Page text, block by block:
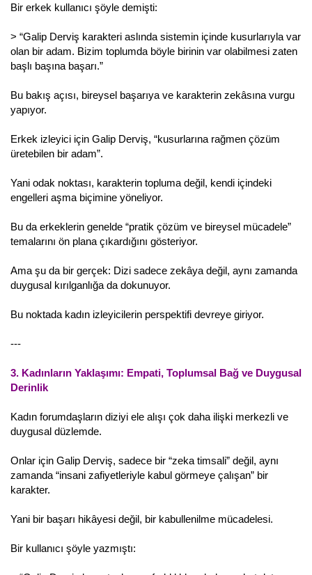
Bir erkek kullanıcı şöyle demişti:
> “Galip Derviş karakteri aslında sistemin içinde kusurlarıyla var
olan bir adam. Bizim toplumda böyle birinin var olabilmesi zaten
başlı başına başarı.”
Bu bakış açısı, bireysel başarıya ve karakterin zekâsına vurgu
yapıyor.
Erkek izleyici için Galip Derviş, “kusurlarına rağmen çözüm
üretebilen bir adam”.
Yani odak noktası, karakterin topluma değil, kendi içindeki
engelleri aşma biçimine yöneliyor.
Bu da erkeklerin genelde “pratik çözüm ve bireysel mücadele”
temalarını ön plana çıkardığını gösteriyor.
Ama şu da bir gerçek: Dizi sadece zekâya değil, aynı zamanda
duygusal kırılganlığa da dokunuyor.
Bu noktada kadın izleyicilerin perspektifi devreye giriyor.
---
3. Kadınların Yaklaşımı: Empati, Toplumsal Bağ ve Duygusal
Derinlik
Kadın forumdaşların diziyi ele alışı çok daha ilişki merkezli ve
duygusal düzlemde.
Onlar için Galip Derviş, sadece bir “zeka timsali” değil, aynı
zamanda “insani zafiyetleriyle kabul görmeye çalışan” bir
karakter.
Yani bir başarı hikâyesi değil, bir kabullenilme mücadelesi.
Bir kullanıcı şöyle yazmıştı: